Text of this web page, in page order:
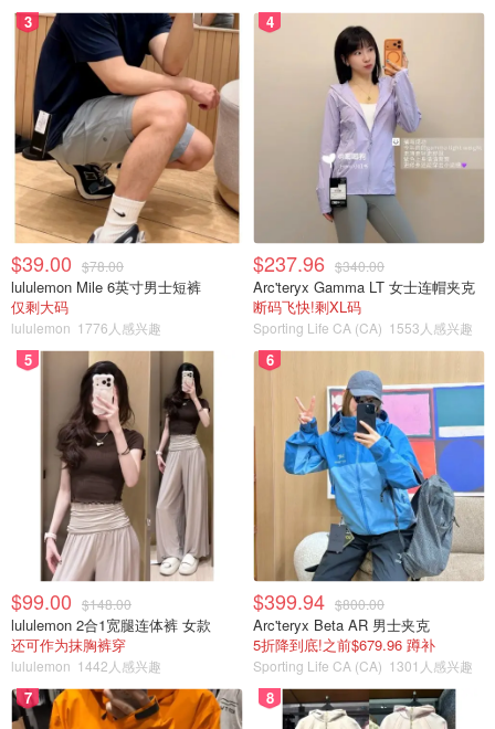
3
$39.00 $78.00
lululemon Mile 6英寸男士短裤
仅剩大码
lululemon 1776人感兴趣
4
$237.96 $340.00
Arc'teryx Gamma LT 女士连帽夹克
断码飞快!剩XL码
Sporting Life CA (CA) 1553人感兴趣
5
$99.00 $148.00
lululemon 2合1宽腿连体裤 女款
还可作为抹胸裤穿
lululemon 1442人感兴趣
6
$399.94 $800.00
Arc'teryx Beta AR 男士夹克
5折降到底!之前$679.96 蹲补
Sporting Life CA (CA) 1301人感兴趣
7 8